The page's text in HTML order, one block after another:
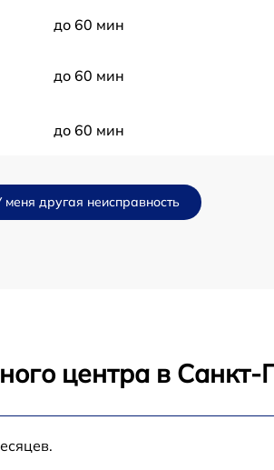
до 60 мин
до 60 мин
до 60 мин
до 60 мин
до 60 мин
меня другая неисправность
центра в Санкт-